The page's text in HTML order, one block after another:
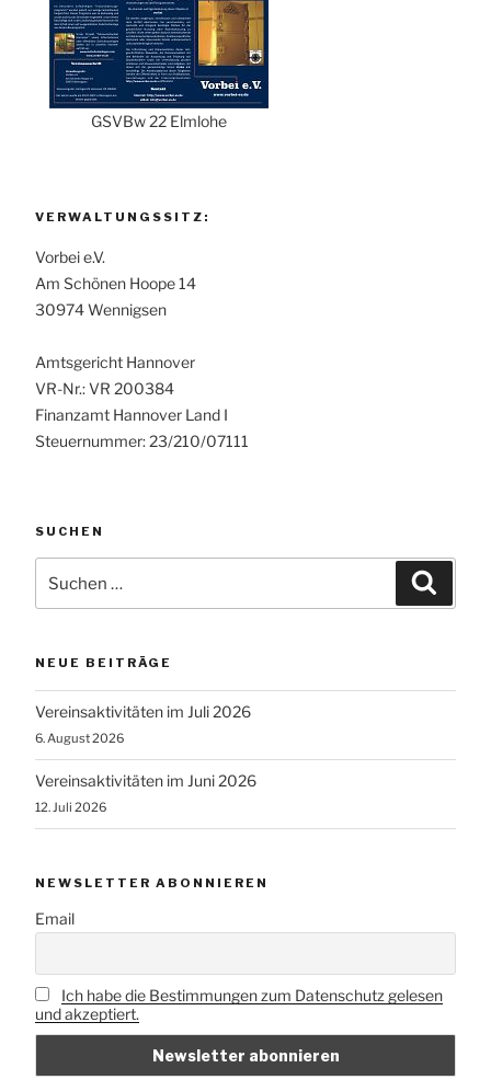
GSVBw 22 Elmlohe
VERWALTUNGSSITZ:
Vorbei e.V.
Am Schönen Hoope 14
30974 Wennigsen
Amtsgericht Hannover
VR-Nr.: VR 200384
Finanzamt Hannover Land I
Steuernummer: 23/210/07111
SUCHEN
nach:
NEUE BEITRÄGE
Vereinsaktivitäten im Juli 2026
6. August 2026
Vereinsaktivitäten im Juni 2026
12. Juli 2026
NEWSLETTER ABONNIEREN
Email
Ich habe die Bestimmungen zum Datenschutz gelesen
und akzeptiert.